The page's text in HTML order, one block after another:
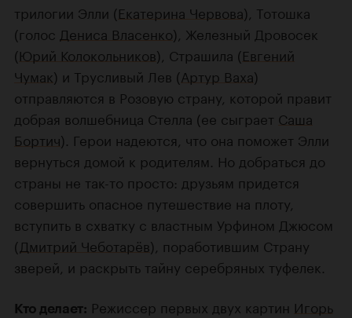
трилогии Элли (Екатерина Червова), Тотошка
(голос Дениса Власенко), Железный Дровосек
(Юрий Колокольников), Страшила (Евгений
Чумак) и Трусливый Лев (Артур Ваха)
отправляются в Розовую страну, которой правит
добрая волшебница Стелла (ее сыграет Саша
Бортич). Герои надеются, что она поможет Элли
вернуться домой к родителям. Но добраться до
страны не так-то просто: друзьям придется
совершить опасное путешествие на плоту,
вступить в схватку с властным Урфином Джюсом
(Дмитрий Чеботарёв), поработившим Страну
зверей, и раскрыть тайну серебряных туфелек.
Кто делает: Режиссер первых двух картин Игорь